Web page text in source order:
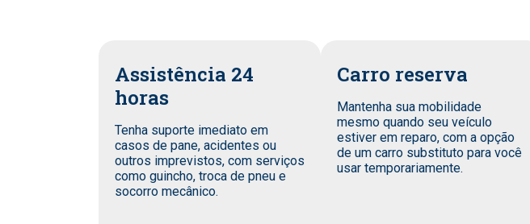
Assistência 24
horas
Tenha suporte imediato em
casos de pane, acidentes ou
outros imprevistos, com serviços
como guincho, troca de pneu e
socorro mecânico.
Carro reserva
Mantenha sua mobilidade
mesmo quando seu veículo
estiver em reparo, com a opção
de um carro substituto para você
usar temporariamente.